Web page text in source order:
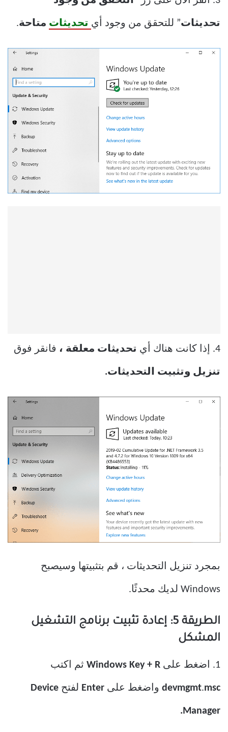
تحديثات” للتحقق من وجود أي تحديثات متاحة.
4. إذا كانت هناك أي تحديثات معلقة ، فانقر فوق
تنزيل وتثبيت التحديثات.
بمجرد تنزيل التحديثات ، قم بتثبيتها وسيصبح
Windows لديك محدثًا.
الطريقة 5: إعادة تثبيت برنامج التشغيل
المشكل
1. اضغط على ثم اكتب
devmgmt.msc واضغط على Enter لفتح Device
Manager.